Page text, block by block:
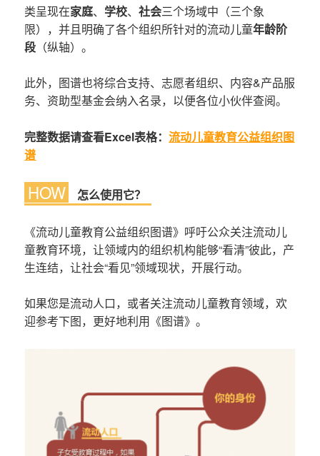
类呈现在家庭、 学校、社会三个场域中（三个象
限），并且明确了各个组织所针对的流动儿童年龄阶
段 （纵轴）。
此外，图谱也将综合支持、志愿者组织、内容&产品服
务、资助型基金会纳入名录，以便各位小伙伴查阅。
完整数据请查看Excel表格：流动儿童教育公益组织图
谱
HOW 怎么使用它？
《流动儿童教育公益组织图谱》呼吁公众关注流动儿
童教育环境，让领域内的组织机构能够“看清”彼此，产
生连结，让社会“看见”领域现状，开展行动。
如果您是流动人口，或者关注流动儿童教育领域，欢
迎参考下图，更好地利用《图谱》。